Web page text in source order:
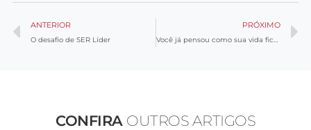
ANTERIOR
O desafio de SER Líder
PRÓXIMO
CONFIRA OUTROS ARTIGOS